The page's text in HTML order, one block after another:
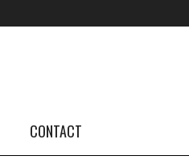
CONTACT
FOLLOW US #TBA
INSTAGRAM FEED